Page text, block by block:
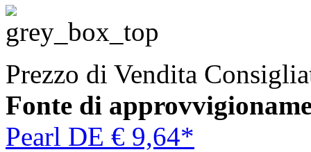
Prezzo di Vendita
Fonte di
Pearl DE € 9,64*